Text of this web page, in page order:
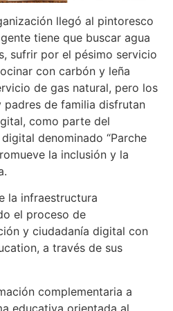
llegó al pintoresco
tiene que buscar agua
sufrir por el pésimo servicio
con carbón y leña
de gas natural, pero los
padres de familia disfrutan
como parte del
denominado “Parche
la inclusión y la
la infraestructura
el proceso de
y ciudadanía digital con
a través de sus
complementaria a
educativa orientada al